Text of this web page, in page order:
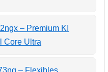
– Premium KI
Core Ultra